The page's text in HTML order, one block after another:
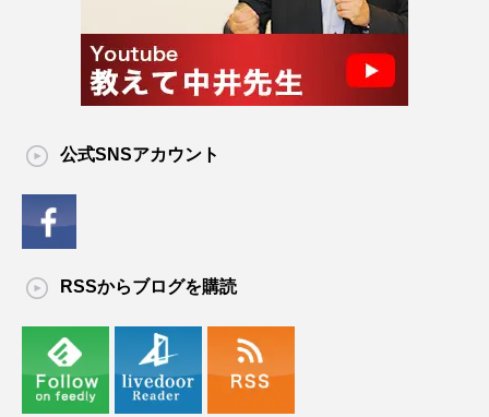
公式SNSアカウント
RSSからブログを購読